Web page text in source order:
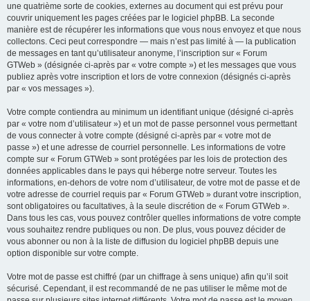
une quatrième sorte de cookies, externes au document qui est prévu pour
couvrir uniquement les pages créées par le logiciel phpBB. La seconde
manière est de récupérer les informations que vous nous envoyez et que nous
collectons. Ceci peut correspondre — mais n’est pas limité à — la publication
de messages en tant qu’utilisateur anonyme, l’inscription sur « Forum
GTWeb » (désignée ci-après par « votre compte ») et les messages que vous
publiez après votre inscription et lors de votre connexion (désignés ci-après
par « vos messages »).
Votre compte contiendra au minimum un identifiant unique (désigné ci-après
par « votre nom d’utilisateur ») et un mot de passe personnel vous permettant
de vous connecter à votre compte (désigné ci-après par « votre mot de
passe ») et une adresse de courriel personnelle. Les informations de votre
compte sur « Forum GTWeb » sont protégées par les lois de protection des
données applicables dans le pays qui héberge notre serveur. Toutes les
informations, en-dehors de votre nom d’utilisateur, de votre mot de passe et de
votre adresse de courriel requis par « Forum GTWeb » durant votre inscription,
sont obligatoires ou facultatives, à la seule discrétion de « Forum GTWeb ».
Dans tous les cas, vous pouvez contrôler quelles informations de votre compte
vous souhaitez rendre publiques ou non. De plus, vous pouvez décider de
vous abonner ou non à la liste de diffusion du logiciel phpBB depuis une
option disponible sur votre compte.
Votre mot de passe est chiffré (par un chiffrage à sens unique) afin qu’il soit
sécurisé. Cependant, il est recommandé de ne pas utiliser le même mot de